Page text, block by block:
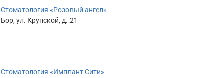
Стоматология «Розовый ангел»
Бор, ул. Крупской, д. 21
Стоматология «Имплант Сити»